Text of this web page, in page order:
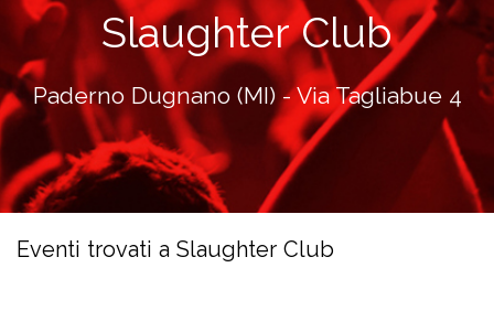
Slaughter Club
Paderno Dugnano (MI) - Via Tagliabue 4
Eventi trovati a Slaughter Club